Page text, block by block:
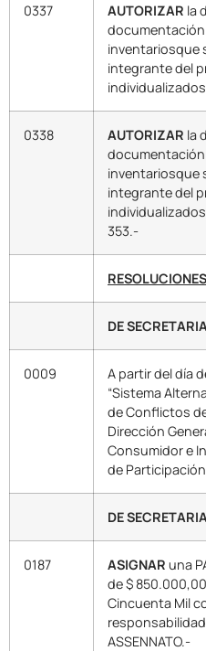
0337 AUTORIZAR la
inventariosque
integrante del
0338 AUTORIZAR la
inventariosque
integrante del
353.-
RESOLUCIONES
DE
0009
A partir del día
“Sistema
de Conflictos
Dirección
Consumidor e
de
DE
0187 ASIGNAR una
de $
Cincuenta Mil
responsabilidad
ASSENNATO.-